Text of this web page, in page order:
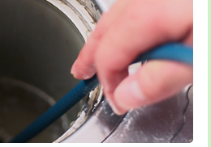
管・銅
超え)
+8,800円
め戻し作
11,000円~
ｍまで） 55,000円
33,000円
8,800円
・清掃・修
（軽作業）
11,000円
・清掃・修
22,000円